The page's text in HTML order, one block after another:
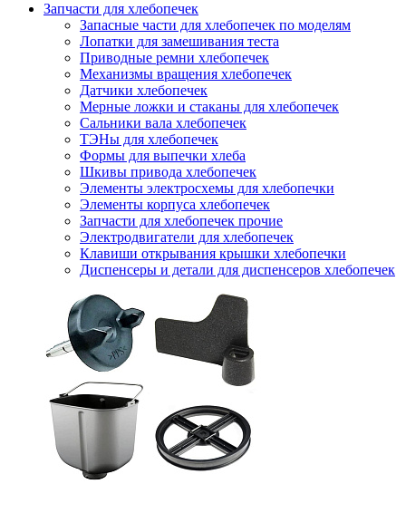
Запчасти для хлебопечек
Запасные части для хлебопечек по моделям
Лопатки для замешивания теста
Приводные ремни хлебопечек
Механизмы вращения хлебопечек
Датчики хлебопечек
Мерные ложки и стаканы для хлебопечек
Сальники вала хлебопечек
ТЭНы для хлебопечек
Формы для выпечки хлеба
Шкивы привода хлебопечек
Элементы электросхемы для хлебопечки
Элементы корпуса хлебопечек
Запчасти для хлебопечек прочие
Электродвигатели для хлебопечек
Клавиши открывания крышки хлебопечки
Диспенсеры и детали для диспенсеров хлебопечек